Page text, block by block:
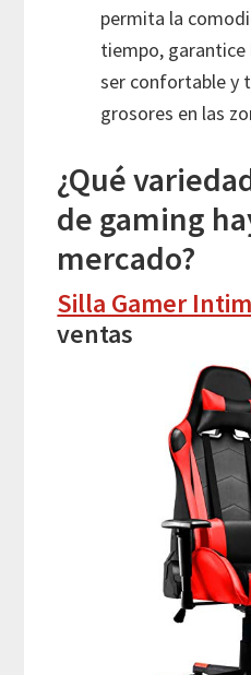
permita la
tiempo, garantice
ser confortable y
grosores en las
¿Qué
de gaming
mercado?
Silla Gamer
ventas